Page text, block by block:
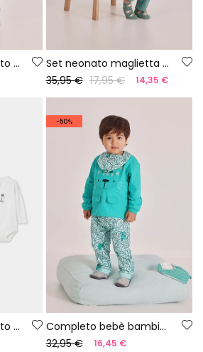
Completo per neonato con maglietta e pantalone in cotone
Set neonato maglietta e pantaloni cotone bianco
35,95 € 17,95 € 14,35 €
Completo per neonato con stampa di pesci
-50%
Completo bebè bambino maglia verde
32,95 €
16,45 €